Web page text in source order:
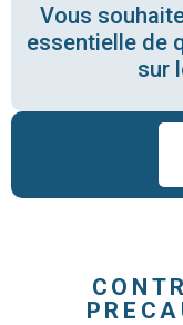
Vous
essentielle de
sur